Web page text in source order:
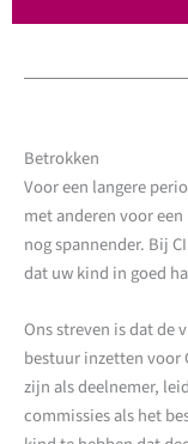
Betrokken
Voor een langere
met anderen voor
nog spannender. Bij
dat uw kind in goed
Ons streven is dat de
bestuur inzetten voor
zijn als deelnemer,
commissies als het